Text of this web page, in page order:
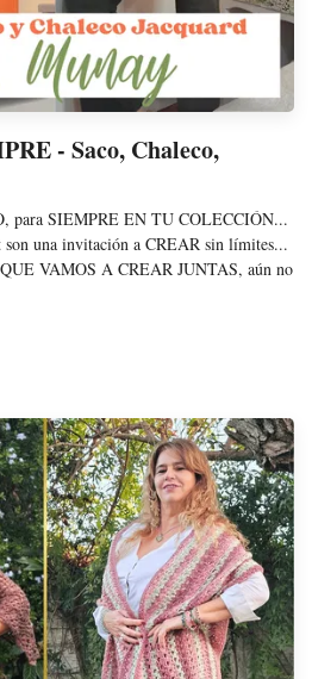
- Saco, Chaleco,
para SIEMPRE EN TU COLECCIÓN...
son una invitación a CREAR sin límites...
VAMOS A CREAR JUNTAS, aún no